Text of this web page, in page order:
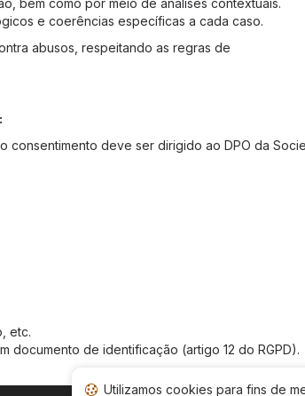
bem como por meio de análises contextuais.
e coerências específicas a cada caso.
abusos, respeitando as regras de
deve ser dirigido ao DPO da
etc.
documento de identificação (artigo 12 do RGPD).
Utilizamos cookies para fins de